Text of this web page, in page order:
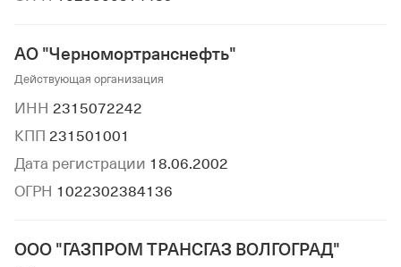
АО "Черномортранснефть"
Действующая организация
ИНН 2315072242
КПП 231501001
Дата регистрации 18.06.2002
ОГРН 1022302384136
ООО "ГАЗПРОМ ТРАНСГАЗ ВОЛГОГРАД"